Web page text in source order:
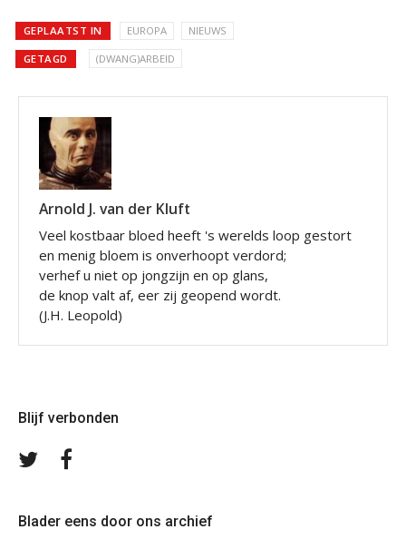
GEPLAATST IN EUROPA NIEUWS
GETAGD (DWANG)ARBEID
Arnold J. van der Kluft
Veel kostbaar bloed heeft 's werelds loop gestort
en menig bloem is onverhoopt verdord;
verhef u niet op jongzijn en op glans,
de knop valt af, eer zij geopend wordt.
(J.H. Leopold)
Blijf verbonden
Volg
Blader eens door ons archief